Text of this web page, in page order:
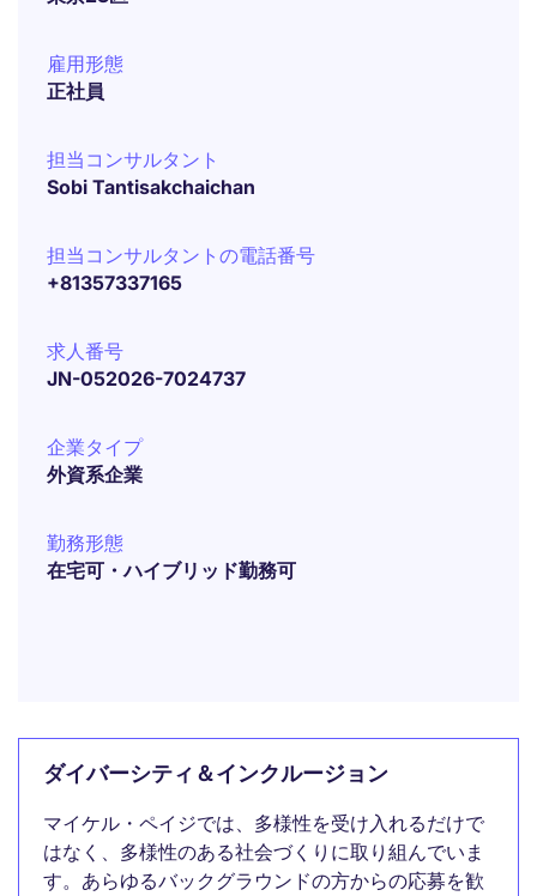
雇用形態
正社員
担当コンサルタント
Sobi Tantisakchaichan
担当コンサルタントの電話番号
+81357337165
求人番号
JN-052026-7024737
企業タイプ
外資系企業
勤務形態
在宅可・ハイブリッド勤務可
ダイバーシティ＆インクルージョン
マイケル・ペイジでは、多様性を受け入れるだけで
はなく、多様性のある社会づくりに取り組んでいま
す。あらゆるバックグラウンドの方からの応募を歓